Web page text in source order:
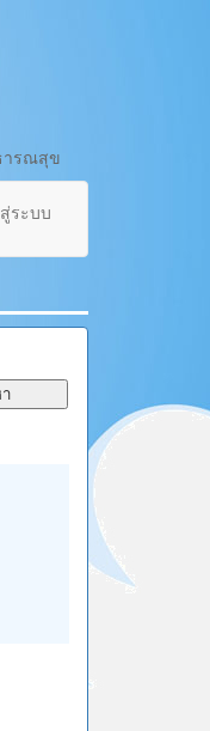
ารณสุข
ระบบ